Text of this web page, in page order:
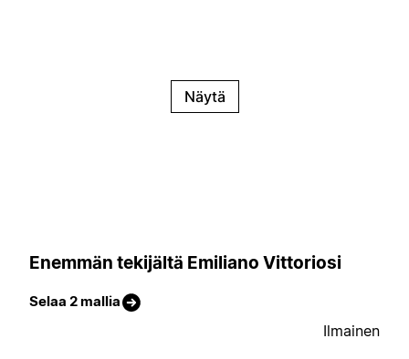
Näytä
Enemmän tekijältä Emiliano Vittoriosi
Selaa 2 mallia
Ilmainen